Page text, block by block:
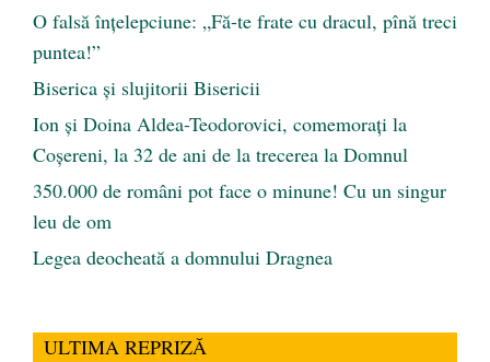
O falsă înțelepciune: „Fă-te frate cu dracul, pînă treci
puntea!”
Biserica și slujitorii Bisericii
Ion și Doina Aldea-Teodorovici, comemorați la
Coșereni, la 32 de ani de la trecerea la Domnul
350.000 de români pot face o minune! Cu un singur
leu de om
Legea deocheată a domnului Dragnea
ULTIMA REPRIZĂ